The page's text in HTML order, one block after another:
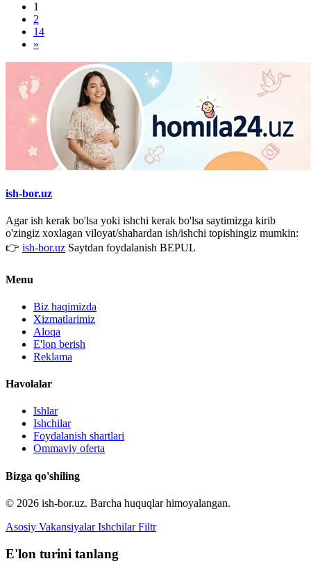
1
2
14
»
ish-bor.uz
Agar ish kerak bo'lsa yoki ishchi kerak bo'lsa saytimizga kirib
o'zingiz xoxlagan viloyat/shahardan ish/ishchi topishingiz mumkin:
👉 ish-bor.uz Saytdan foydalanish BEPUL
Menu
Biz haqimizda
Xizmatlarimiz
Aloqa
E'lon berish
Reklama
Havolalar
Ishlar
Ishchilar
Foydalanish shartlari
Ommaviy oferta
Bizga qo'shiling
© 2026 ish-bor.uz. Barcha huquqlar himoyalangan.
Asosiy Vakansiyalar Ishchilar Filtr
E'lon turini tanlang